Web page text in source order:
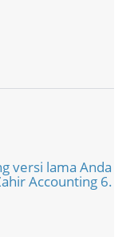
versi lama Anda
Accounting 6.